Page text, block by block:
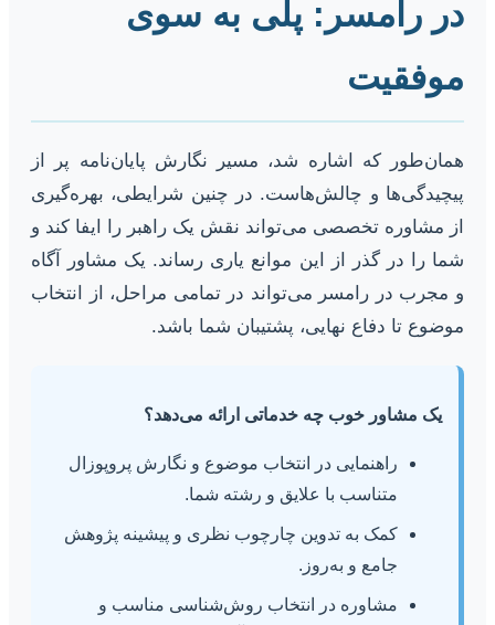
در رامسر: پلی به سوی
موفقیت
همان‌طور که اشاره شد، مسیر نگارش پایان‌نامه پر از
پیچیدگی‌ها و چالش‌هاست. در چنین شرایطی، بهره‌گیری
از مشاوره تخصصی می‌تواند نقش یک راهبر را ایفا کند و
شما را در گذر از این موانع یاری رساند. یک مشاور آگاه
و مجرب در رامسر می‌تواند در تمامی مراحل، از انتخاب
موضوع تا دفاع نهایی، پشتیبان شما باشد.
یک مشاور خوب چه خدماتی ارائه می‌دهد؟
راهنمایی در انتخاب موضوع و نگارش پروپوزال
متناسب با علایق و رشته شما.
کمک به تدوین چارچوب نظری و پیشینه پژوهش
جامع و به‌روز.
مشاوره در انتخاب روش‌شناسی مناسب و